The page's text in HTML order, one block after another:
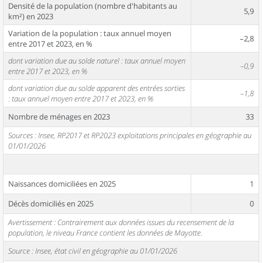
Densité de la population (nombre d'habitants au
km²) en 2023
5,9
Variation de la population : taux annuel moyen
entre 2017 et 2023, en %
–2,8
dont variation due au solde naturel : taux annuel moyen
entre 2017 et 2023, en %
–0,9
dont variation due au solde apparent des entrées sorties
: taux annuel moyen entre 2017 et 2023, en %
–1,8
Nombre de ménages en 2023
33
Sources : Insee, RP2017 et RP2023 exploitations principales en géographie au
01/01/2026
Naissances domiciliées en 2025
1
Décès domiciliés en 2025
0
Avertissement : Contrairement aux données issues du recensement de la
population, le niveau France contient les données de Mayotte.
Source : Insee, état civil en géographie au 01/01/2026